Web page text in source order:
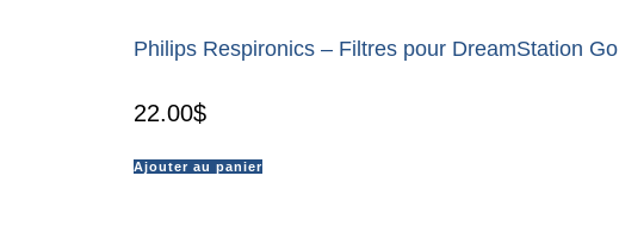
Philips Respironics – Filtres pour DreamStation Go
22.00$
Ajouter au panier